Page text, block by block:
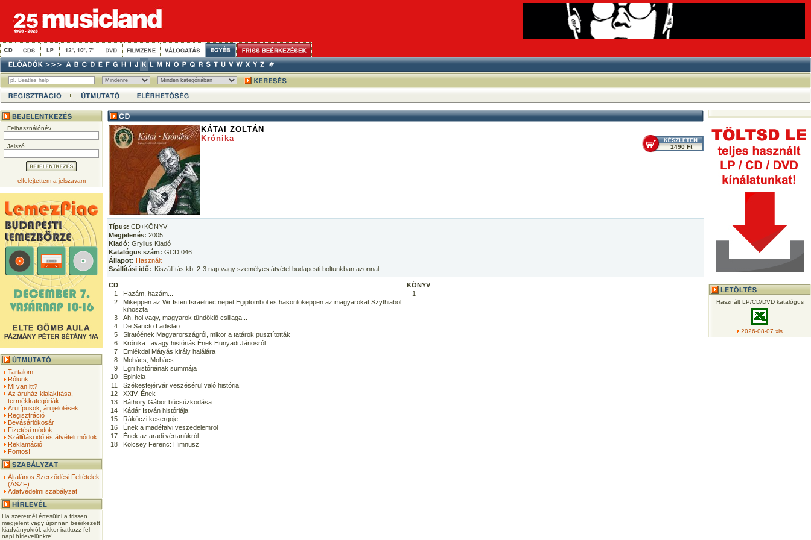
Felhasználónév
Jelszó
elfelejtettem a jelszavam
Tartalom
Rólunk
Mi van itt?
Az áruház kialakítása,
termékkategóriák
Árutípusok, árujelölések
Regisztráció
Bevásárlókosár
Fizetési módok
Szállítási idő és átvételi módok
Reklamáció
Fontos!
Általános Szerződési Feltételek
(ÁSZF)
Adatvédelmi szabályzat
Ha szeretnél értesülni a frissen
megjelent vagy újonnan beérkezett
kiadványokról, akkor iratkozz fel
napi hírlevelünkre!
KÁTAI ZOLTÁN
Krónika
1490 Ft
Típus: CD+KÖNYV
Megjelenés: 2005
Kiadó: Gryllus Kiadó
Katalógus szám: GCD 046
Állapot: Használt
Szállítási idő: Kiszállítás kb. 2-3 nap vagy személyes átvétel budapesti boltunkban azonnal
CD
1
Hazám, hazám...
2
Mikeppen az Wr Isten Israelnec nepet Egiptombol es hasonlokeppen az magyarokat Szythiabol
kihoszta
3
Ah, hol vagy, magyarok tündöklő csillaga...
4
De Sancto Ladislao
5
Siratóének Magyarországról, mikor a tatárok pusztították
6
Krónika...avagy históriás Ének Hunyadi Jánosról
7
Emlékdal Mátyás király halálára
8
Mohács, Mohács...
9
Egri históriának summája
10
Epinicia
11
Székesfejérvár veszésérul való história
12
XXIV. Ének
13
Báthory Gábor búcsúzkodása
14
Kádár István históriája
15
Rákóczi kesergoje
16
Ének a madéfalvi veszedelemrol
17
Ének az aradi vértanúkról
18
Kölcsey Ferenc: Himnusz
KÖNYV
1
Használt LP/CD/DVD katalógus
2026-08-07.xls